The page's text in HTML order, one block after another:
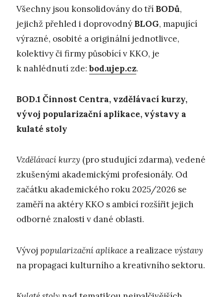
Všechny jsou konsolidovány do tří BODů,
jejichž přehled i doprovodný BLOG, mapující
výrazné, osobité a originální jednotlivce,
kolektivy či firmy působící v KKO, je
k nahlédnutí zde:bod.ujep.cz.
BOD.1 Činnost Centra, vzdělávací kurzy,
vývoj popularizační aplikace, výstavy a
kulaté stoly
Vzdělávací kurzy (pro studující zdarma), vedené
zkušenými akademickými profesionály. Od
začátku akademického roku 2025/2026 se
zaměří na aktéry KKO s ambicí rozšířit jejich
odborné znalosti v dané oblasti.
Vývoj popularizační aplikace a realizace výstavy
na propagaci kulturního a kreativního sektoru.